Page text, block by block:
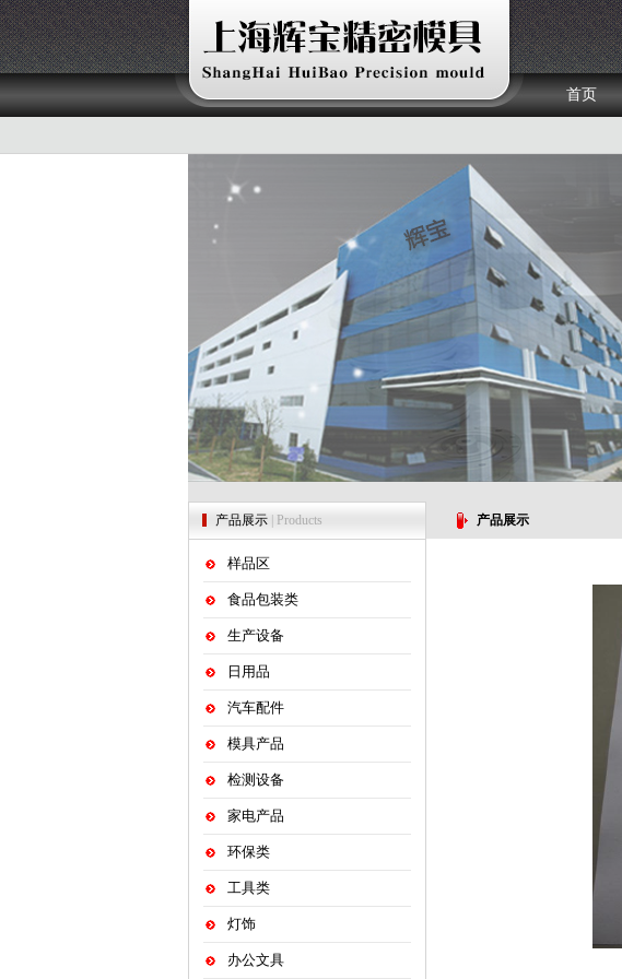
首页
产品展示 | Products
样品区
食品包装类
生产设备
日用品
汽车配件
模具产品
检测设备
家电产品
环保类
工具类
灯饰
办公文具
产品展示